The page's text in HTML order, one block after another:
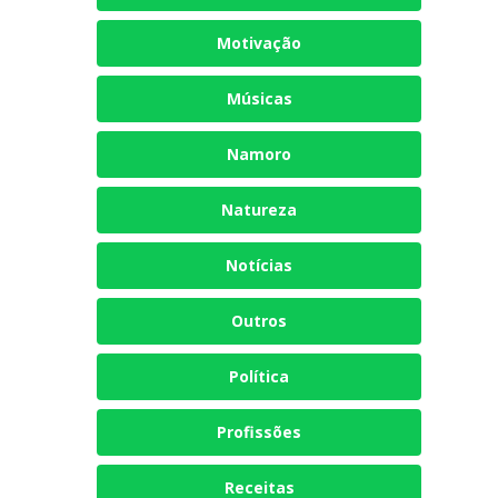
Motivação
Músicas
Namoro
Natureza
Notícias
Outros
Política
Profissões
Receitas